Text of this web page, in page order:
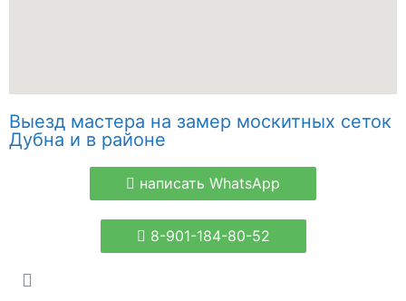
Выезд мастера на замер москитных сеток
Дубна и в районе
написать WhatsApp
8-901-184-80-52